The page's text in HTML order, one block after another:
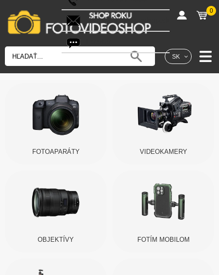
SK
shop@fotovideoshop.sk
0
FOTOAPARÁTY VIDEOKAMERY
OBJEKTÍVY FOTÍM MOBILOM